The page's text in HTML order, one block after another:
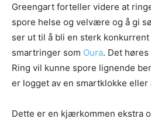
Greengart forteller videre at
spore helse og velvære og å gi
ser ut til å bli en sterk
smartringer som Oura. Det høres
Ring vil kunne spore lignende
er logget av en smartklokke eller
Dette er en kjærkommen ekstra